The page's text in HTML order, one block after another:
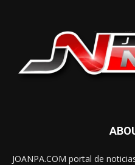
JOANPA.COM portal de